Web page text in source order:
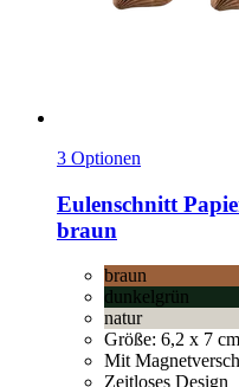
3 Optionen
Eulenschnitt
braun
braun
dunkelgrün
natur
Größe: 6,2 x 7 cm
Mit
Zeitloses Design